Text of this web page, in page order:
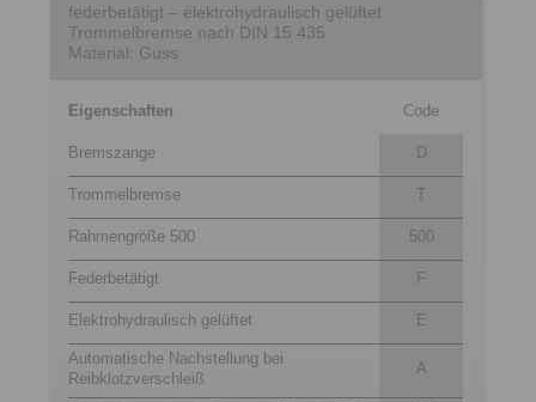
federbetätigt – elektrohydraulisch gelüftet
Trommelbremse nach DIN 15 435
Material: Guss
Eigenschaften Code
Bremszange D
Trommelbremse T
Rahmengröße 500 500
Federbetätigt F
Elektrohydraulisch gelüftet E
Automatische Nachstellung bei
Reibklotzverschleiß
A